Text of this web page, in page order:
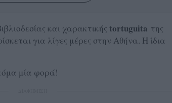
και χαρακτικής tortuguita της
για λίγες μέρες στην Αθήνα. Η ίδια
μία φορά!